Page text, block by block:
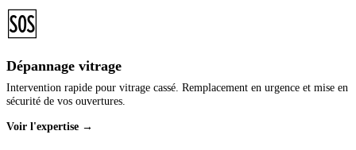
🆘
Dépannage vitrage
Intervention rapide pour vitrage cassé. Remplacement en urgence et mise en
sécurité de vos ouvertures.
Voir l'expertise →